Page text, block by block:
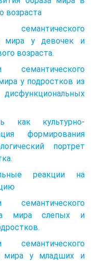
возраста
семантического
мира у девочек и
возраста.
семантического
у подростков из
как культурно-
формирования
портрет
реакции на
семантического
мира слепых и
семантического
мира у младших и